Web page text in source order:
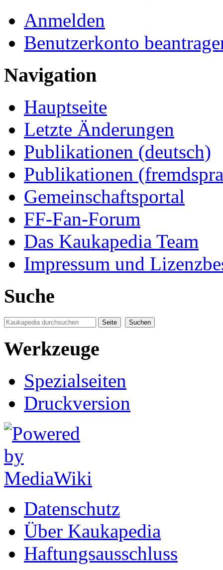
Anmelden
Benutzerkonto
Navigation
Hauptseite
Letzte Änderungen
Publikationen (deutsch)
Publikationen
Gemeinschaftsportal
FF-Fan-Forum
Das Kaukapedia Team
Impressum und
Suche
Werkzeuge
Spezialseiten
Druckversion
Datenschutz
Über Kaukapedia
Haftungsausschluss